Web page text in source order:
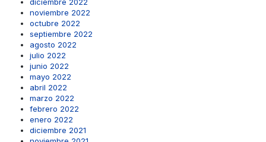
diciembre 2022
noviembre 2022
octubre 2022
septiembre 2022
agosto 2022
julio 2022
junio 2022
mayo 2022
abril 2022
marzo 2022
febrero 2022
enero 2022
diciembre 2021